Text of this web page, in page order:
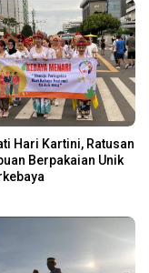
Hari Kartini, Ratusan
Berpakaian Unik